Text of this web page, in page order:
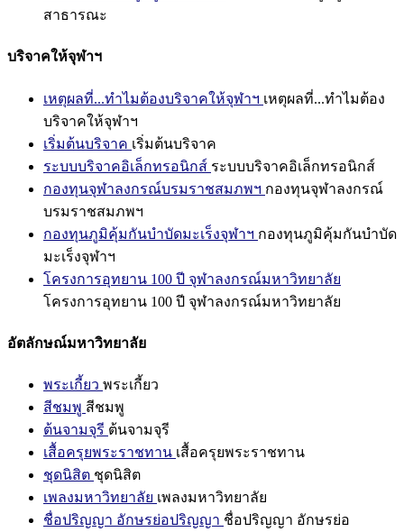
สาธารณะ
บริจาคให้จุฬาฯ
เหตุผลที่...ทำไมต้องบริจาคให้จุฬาฯ เหตุผลที่...ทำไมต้อง
บริจาคให้จุฬาฯ
เริ่มต้นบริจาค เริ่มต้นบริจาค
ระบบบริจาคอิเล็กทรอนิกส์ ระบบบริจาคอิเล็กทรอนิกส์
กองทุนจุฬาลงกรณ์บรมราชสมภพฯ กองทุนจุฬาลงกรณ์
บรมราชสมภพฯ
กองทุนภูมิคุ้มกันบำบัดมะเร็งจุฬาฯ กองทุนภูมิคุ้มกันบำบัด
มะเร็งจุฬาฯ
โครงการอุทยาน 100 ปี จุฬาลงกรณ์มหาวิทยาลัย
โครงการอุทยาน 100 ปี จุฬาลงกรณ์มหาวิทยาลัย
อัตลักษณ์มหาวิทยาลัย
พระเกี้ยว พระเกี้ยว
สีชมพู สีชมพู
ต้นจามจุรี ต้นจามจุรี
เสื้อครุยพระราชทาน เสื้อครุยพระราชทาน
ชุดนิสิต ชุดนิสิต
เพลงมหาวิทยาลัย เพลงมหาวิทยาลัย
ชื่อปริญญา อักษรย่อปริญญา ชื่อปริญญา อักษรย่อ